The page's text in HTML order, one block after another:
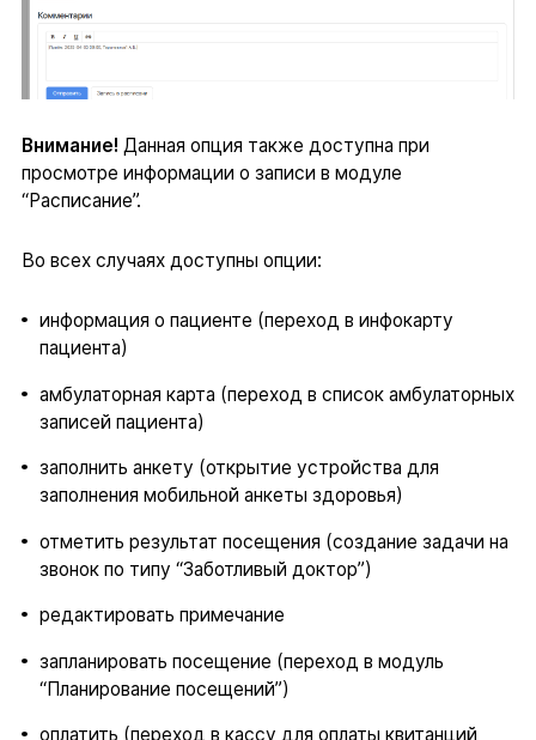
Внимание! Данная опция также доступна при
просмотре информации о записи в модуле
“Расписание”.
Во всех случаях доступны опции:
информация о пациенте (переход в инфокарту
пациента)
амбулаторная карта (переход в список амбулаторных
записей пациента)
заполнить анкету (открытие устройства для
заполнения мобильной анкеты здоровья)
отметить результат посещения (создание задачи на
звонок по типу “Заботливый доктор”)
редактировать примечание
запланировать посещение (переход в модуль
“Планирование посещений”)
оплатить (переход в кассу для оплаты квитанций